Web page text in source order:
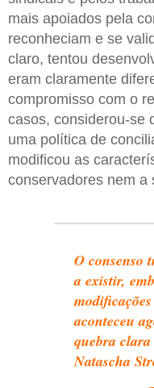
mais apoiados pela
reconheciam e se
claro, tentou
eram claramente
compromisso com o
casos, considerou-se
uma política de
modificou as
conservadores nem a
O consenso
a existir,
aconteceu
quebra
Natascha